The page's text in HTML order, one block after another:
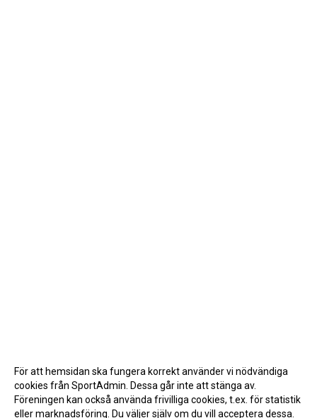
För att hemsidan ska fungera korrekt använder vi nödvändiga
cookies från SportAdmin. Dessa går inte att stänga av.
Föreningen kan också använda frivilliga cookies, t.ex. för statistik
eller marknadsföring. Du väljer själv om du vill acceptera dessa.